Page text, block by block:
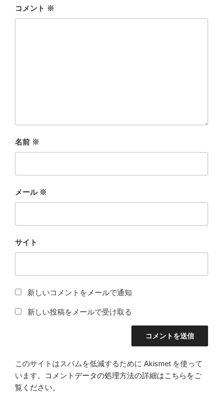
コメント ※
名前 ※
メール ※
サイト
新しいコメントをメールで通知
新しい投稿をメールで受け取る
このサイトはスパムを低減するために Akismet を使って
います。
コメントデータの処理方法の詳細はこちらをご
覧ください。